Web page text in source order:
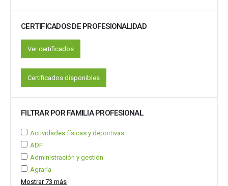
CERTIFICADOS DE PROFESIONALIDAD
Ver certificados
Certificados disponibles
FILTRAR POR FAMILIA PROFESIONAL
Actividades físicas y deportivas
ADF
Administración y gestión
Agraria
Mostrar 73 más